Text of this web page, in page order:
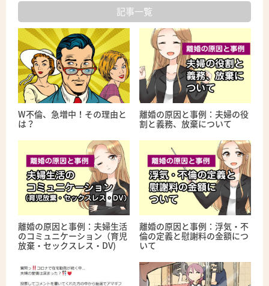
記事一覧
W不倫、急増中！その理由と
は？
離婚の原因と事例：夫婦の役
割と義務、放棄について
離婚の原因と事例：夫婦生活
のコミュニケーション（育児
放棄・セックスレス・DV)
離婚の原因と事例：浮気・不
倫の定義と慰謝料の金額につ
いて